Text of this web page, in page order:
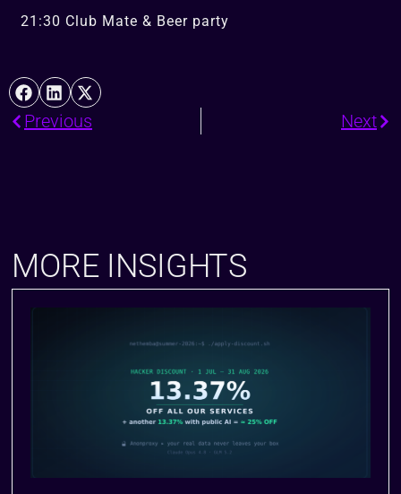
21:30 Club Mate & Beer party
Previous Next
MORE INSIGHTS